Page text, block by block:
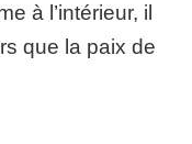
à l’intérieur, il
que la paix de